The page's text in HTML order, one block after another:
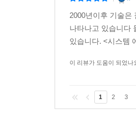
역할을 하도록 만드는
방향으로 전환할 수 있
가져야 한다고 주장하
2000년이후 기술은
나타나고 있습니다
있습니다. <시스템
이 리뷰가 도움이 되었나
1 2 3